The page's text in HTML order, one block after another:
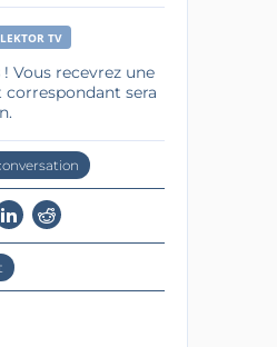
TV
! Vous recevrez une
sera